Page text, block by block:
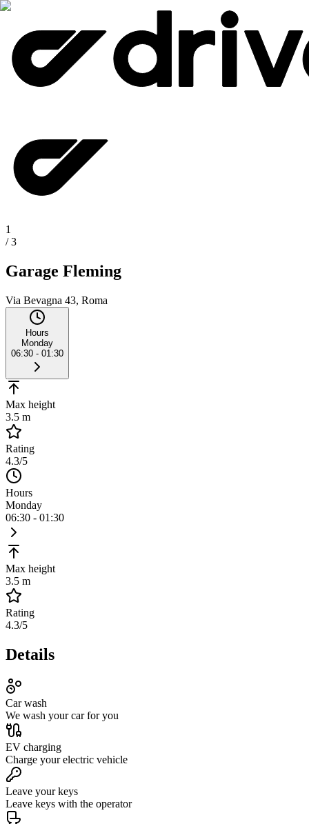
1
/3
Garage Fleming
Via Bevagna 43, Roma
Hours
Monday
06:30 - 01:30
Max height
3.5 m
Rating
4.3/5
Hours
Monday
06:30 - 01:30
Max height
3.5 m
Rating
4.3/5
Details
Car wash
We wash your car for you
EV charging
Charge your electric vehicle
Leave your keys
Leave keys with the operator